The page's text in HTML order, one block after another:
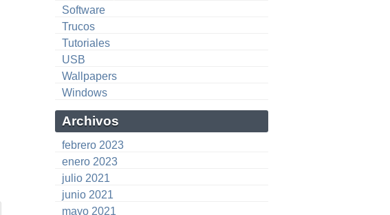
Software
Trucos
Tutoriales
USB
Wallpapers
Windows
Archivos
febrero 2023
enero 2023
julio 2021
junio 2021
mayo 2021